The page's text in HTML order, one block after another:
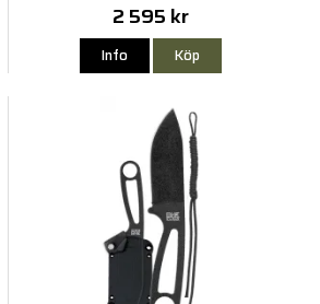
2 595 kr
Info Köp